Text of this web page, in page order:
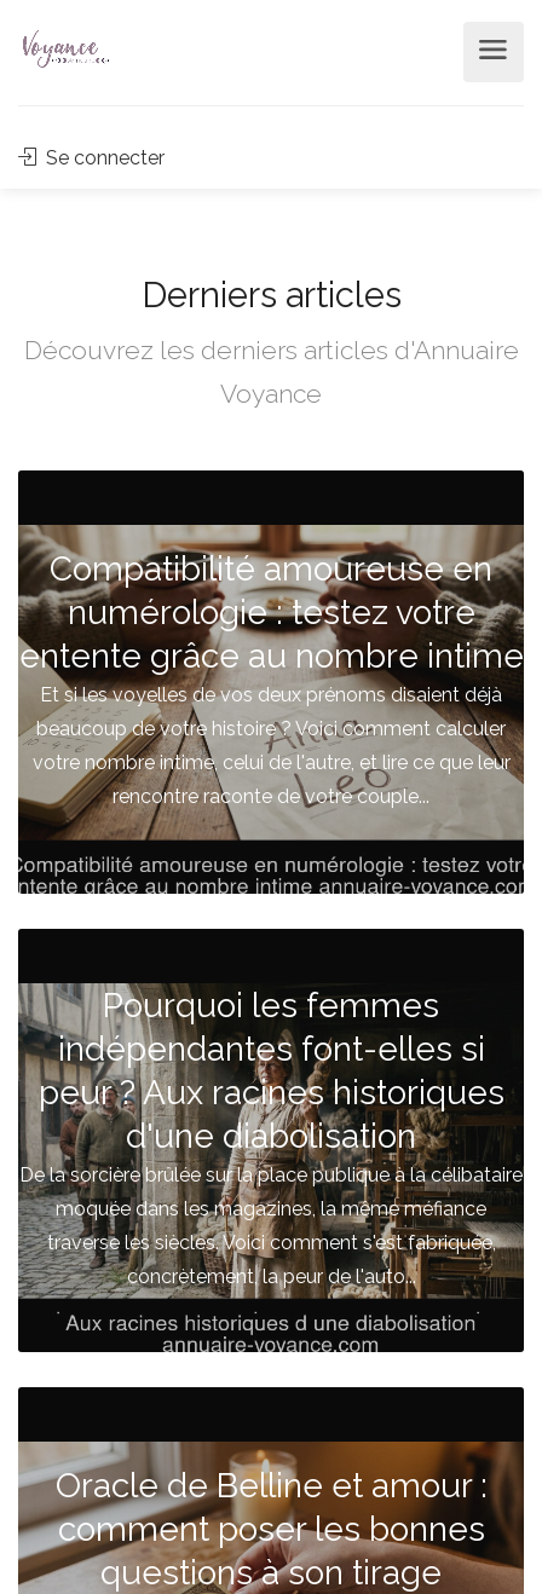
Se connecter
Derniers articles
Découvrez les derniers articles d'Annuaire
Voyance
Compatibilité amoureuse en
numérologie : testez votre
entente grâce au nombre intime
Et si les voyelles de vos deux prénoms disaient déjà
beaucoup de votre histoire ? Voici comment calculer
votre nombre intime, celui de l'autre, et lire ce que leur
rencontre raconte de votre couple...
Pourquoi les femmes
indépendantes font-elles si
peur ? Aux racines historiques
d'une diabolisation
De la sorcière brûlée sur la place publique à la célibataire
moquée dans les magazines, la même méfiance
traverse les siècles. Voici comment s'est fabriquée,
concrètement, la peur de l'auto...
Oracle de Belline et amour :
comment poser les bonnes
questions à son tirage